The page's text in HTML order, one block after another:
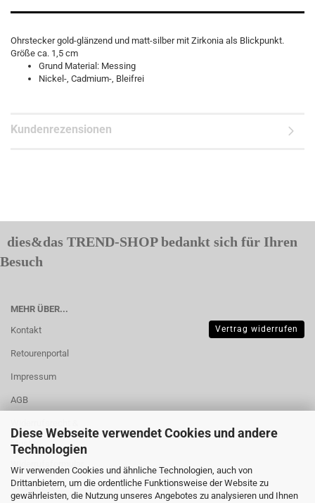
Diese Webseite verwendet Cookies und andere
Technologien
Wir verwenden Cookies und ähnliche Technologien, auch von
Drittanbietern, um die ordentliche Funktionsweise der Website zu
gewährleisten, die Nutzung unseres Angebotes zu analysieren und Ihnen
Ohrstecker gold-glänzend und matt-silber mit Zirkonia als Blickpunkt.
Größe ca. 1,5 cm
Grund Material: Messing
Nickel-, Cadmium-, Bleifrei
Kundenrezensionen
dies&das TREND-SHOP bedankt sich für Ihren
Besuch
MEHR ÜBER...
Kontakt
Retourenportal
Impressum
AGB
Muster-
Widerrufsformular
Versand- &
Vertrag widerrufen